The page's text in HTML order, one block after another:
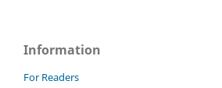
Information
For Readers